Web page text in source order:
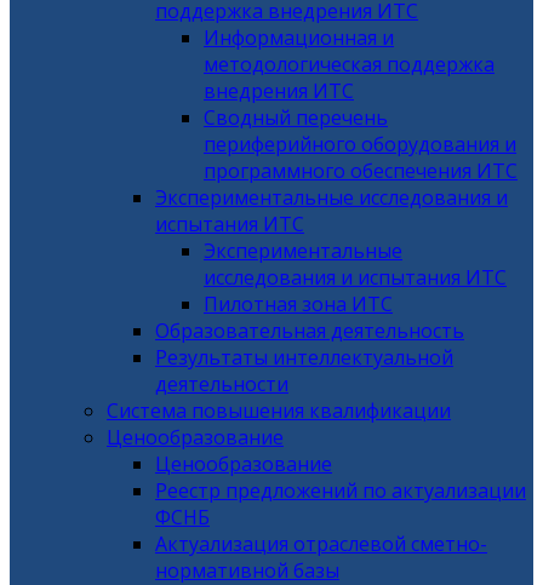
поддержка внедрения ИТС
Информационная и
методологическая поддержка
внедрения ИТС
Сводный перечень
периферийного оборудования и
программного обеспечения ИТС
Экспериментальные исследования и
испытания ИТС
Экспериментальные
исследования и испытания ИТС
Пилотная зона ИТС
Образовательная деятельность
Результаты интеллектуальной
деятельности
Система повышения квалификации
Ценообразование
Ценообразование
Реестр предложений по актуализации
ФСНБ
Актуализация отраслевой сметно-
нормативной базы